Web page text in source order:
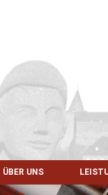
ÜBER UNS